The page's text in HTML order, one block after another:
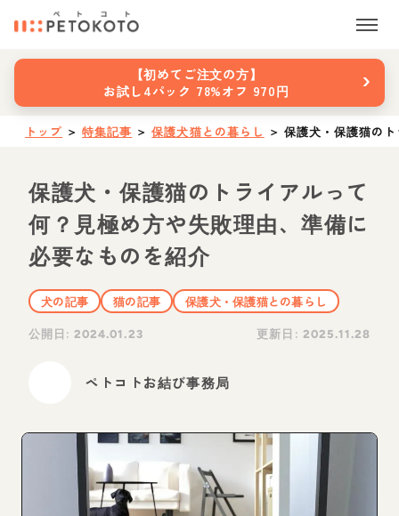
【初めてご注文の方】
お試し4パック 78%オフ 970円
›
トップ ＞ 特集記事 ＞ 保護犬猫との暮らし ＞ 保護犬・保護猫の
保護犬・保護猫のトライアルって
何？見極め方や失敗理由、準備に
必要なものを紹介
犬の記事 猫の記事
保護犬・保護猫との暮らし
公開日:2024.01.23 更新日: 2025.11.28
ペトコトお結び事務局